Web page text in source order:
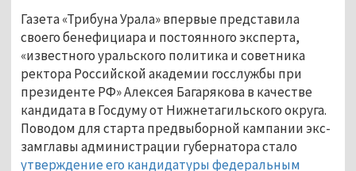
Газета «Трибуна Урала» впервые представила
своего бенефициара и постоянного эксперта,
«известного уральского политика и советника
ректора Российской академии госслужбы при
президенте РФ» Алексея Багарякова в качестве
кандидата в Госдуму от Нижнетагильского округа.
Поводом для старта предвыборной кампании экс-
замглавы администрации губернатора стало
утверждение его кандидатуры федеральным